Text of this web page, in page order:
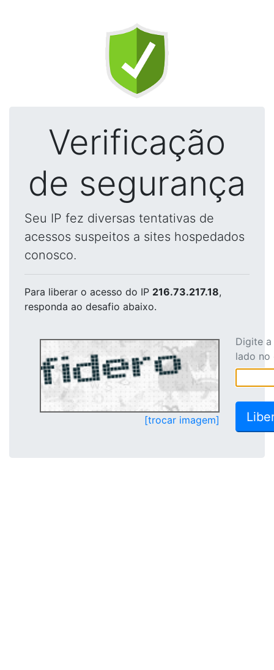
Verificação
de segurança
Seu IP fez diversas tentativas de
acessos suspeitos a sites hospedados
conosco.
Para liberar o acesso do IP 216.73.217.18,
responda ao desafio abaixo.
[trocar imagem]
Digite
lado no